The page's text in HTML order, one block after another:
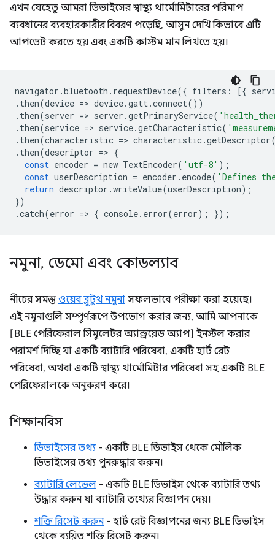
এখন যেহেতু আমরা ডিভাইসের স্বাস্থ্য থার্মোমিটারের পরিমাপ
ব্যবধানের ব্যবহারকারীর বিবরণ পড়েছি, আসুন দেখি কিভাবে এটি
আপডেট করতে হয় এবং একটি কাস্টম মান লিখতে হয়।
navigator .bluetooth . requestDevice({ filters : [{
. then(device => device.gatt.connect())
. then(server => server .getPrimaryService(
. then(service => service.getCharacteristic(
. then(characteristic => characteristic.getDescriptor
. then(descriptor => {
const encoder = new TextEncoder( 'utf-8' );
const userDescription = encoder . encode( 'Defines
return descriptor .writeValue(userDescription);
})
.catch(error => { console. error(error); });
নমুনা, ডেমো এবং কোডল্যাব
নীচের সমস্তওয়েব ব্লুটুথ নমুনা সফলভাবে পরীক্ষা করা হয়েছে।
এই নমুনাগুলি সম্পূর্ণরূপে উপভোগ করার জন্য, আমি আপনাকে
[BLE পেরিফেরাল সিমুলেটর অ্যান্ড্রয়েড অ্যাপ] ইনস্টল করার
পরামর্শ দিচ্ছি যা একটি ব্যাটারি পরিষেবা, একটি হার্ট রেট
পরিষেবা, অথবা একটি স্বাস্থ্য থার্মোমিটার পরিষেবা সহ একটি BLE
পেরিফেরালকে অনুকরণ করে।
শিক্ষানবিস
ডিভাইসের তথ্য - একটি BLE ডিভাইস থেকে মৌলিক
ডিভাইসের তথ্য পুনরুদ্ধার করুন।
ব্যাটারি লেভেল - একটি BLE ডিভাইস থেকে ব্যাটারি তথ্য
উদ্ধার করুন যা ব্যাটারি তথ্যের বিজ্ঞাপন দেয়।
শক্তি রিসেট করুন- হার্ট রেট বিজ্ঞাপনের জন্য BLE ডিভাইস
থেকে ব্যয়িত শক্তি রিসেট করুন।